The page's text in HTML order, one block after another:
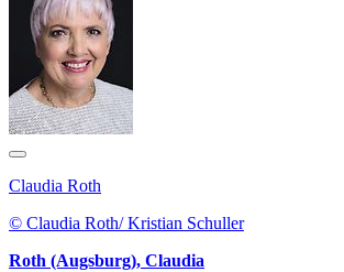
Claudia Roth
© Claudia Roth/ Kristian Schuller
Roth (Augsburg), Claudia